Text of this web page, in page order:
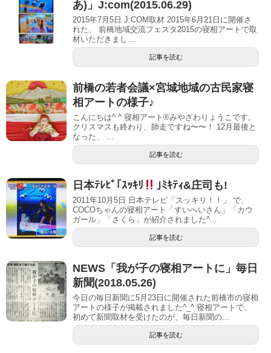
あ)」J:com(2015.06.29)
2015年7月5日 J:COM取材 2015年6月21日に開催さ
れた、 前橋地域交流フェスタ2015の寝相アートで取
材いただきまし...
記事を読む
前橋の若者会議×宮城地域の古民家寝
相アートの様子♪
こんにちは^ ^ 寝相アート®︎みやざわりょうこです。
クリスマスも終わり、師走ですね〜〜！ 12月最後と
なった、 ...
記事を読む
日本ﾃﾚﾋﾞ｢ｽｯｷﾘ ｣ﾐｷﾃｨ&庄司も!
2011年10月5日 日本テレビ「スッキリ！！」 で、
COCOちゃんの寝相アート「すいへいさん」「カウ
ガール」「さくら」が紹介されました^...
記事を読む
NEWS「我が子の寝相アートに」毎日
新聞(2018.05.26)
今日の毎日新聞に5月23日に開催された前橋市の寝相
アートの様子が掲載されました^_^ 寝相アートで、
初めて新聞取材を受けたのが、毎日新聞の...
記事を読む